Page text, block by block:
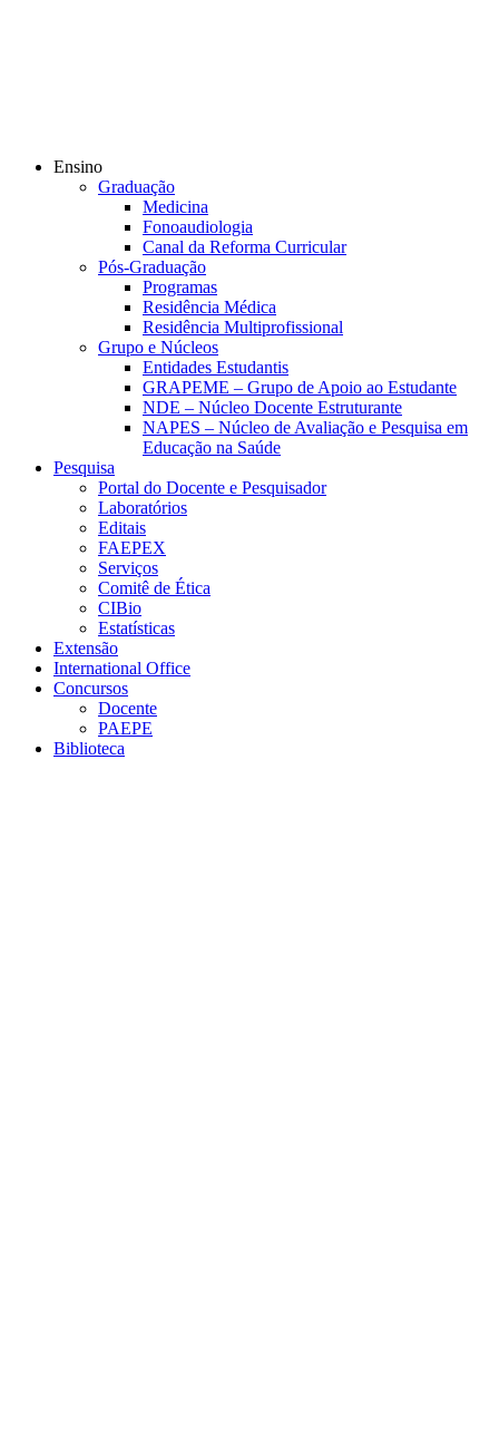
Ensino
Graduação
Medicina
Fonoaudiologia
Canal da Reforma Curricular
Pós-Graduação
Programas
Residência Médica
Residência Multiprofissional
Grupo e Núcleos
Entidades Estudantis
GRAPEME – Grupo de Apoio ao Estudante
NDE – Núcleo Docente Estruturante
NAPES – Núcleo de Avaliação e Pesquisa em
Educação na Saúde
Pesquisa
Portal do Docente e Pesquisador
Laboratórios
Editais
FAEPEX
Serviços
Comitê de Ética
CIBio
Estatísticas
Extensão
International Office
Concursos
Docente
PAEPE
Biblioteca